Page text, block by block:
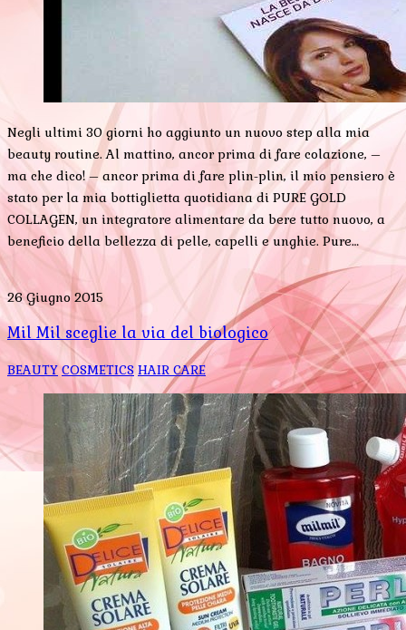
Negli ultimi 30 giorni ho aggiunto un nuovo step alla mia
beauty routine. Al mattino, ancor prima di fare colazione, –
ma che dico! – ancor prima di fare plin-plin, il mio pensiero è
stato per la mia bottiglietta quotidiana di PURE GOLD
COLLAGEN, un integratore alimentare da bere tutto nuovo, a
beneficio della bellezza di pelle, capelli e unghie. Pure…
26 Giugno 2015
Mil Mil sceglie la via del biologico
BEAUTY COSMETICS HAIR CARE